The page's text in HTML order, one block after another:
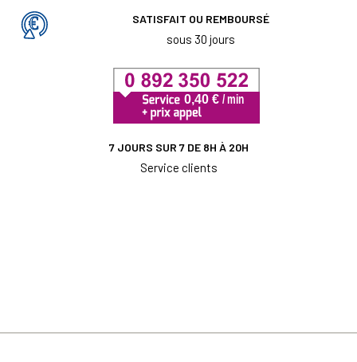
SATISFAIT OU REMBOURSÉ
sous 30 jours
7 JOURS SUR 7 DE 8H À 20H
Service clients